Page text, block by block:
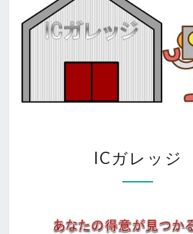
ガ
ッ
ICガレッジ